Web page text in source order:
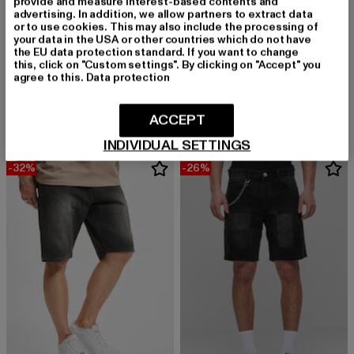
2Y PREMIUM
Tyler
Derzeitiger Preis: 18,89 EURAktionspreis: 29,99 EUR
2Y PREMIUM
25,89 EUR
Derzeitiger Preis: 25,89 EUR
-32% -26%
advertising. In addition, we allow partners to extract data
or to use cookies. This may also include the processing of
your data in the USA or other countries which do not have
the EU data protection standard. If you want to change
this, click on "Custom settings". By clicking on "Accept" you
agree to this. Data protection
INDIVIDUAL SETTINGS
ACCEPT